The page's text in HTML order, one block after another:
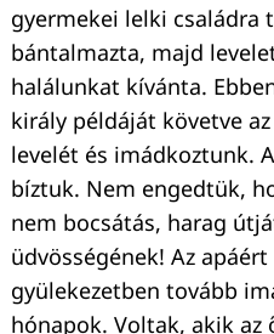
gyermekei lelki családra
bántalmazta, majd
halálunkat kívánta.
király példáját követve
levelét és imádkoztunk.
bíztuk. Nem engedtük,
nem bocsátás, harag
üdvösségének! Az
gyülekezetben tovább
hónapok. Voltak, akik az